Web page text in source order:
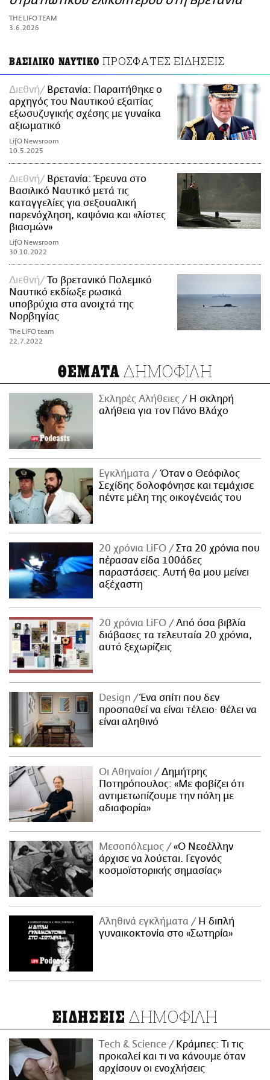
ΑΜΠΑ
PRINT
THE LIFO TEAM
3.6.2026
ΒΑΣΙΛΙΚΟ ΝΑΥΤΙΚΟ ΠΡΟΣΦΑΤΕΣ ΕΙΔΗΣΕΙΣ
Διεθνή
Βρετανία: Παραιτήθηκε ο
αρχηγός του Ναυτικού εξαιτίας
εξωσυζυγικής σχέσης με γυναίκα
αξιωματικό
LifO Newsroom
10.5.2025
Διεθνή
Βρετανία: Έρευνα στο
Βασιλικό Ναυτικό μετά τις
καταγγελίες για σεξουαλική
παρενόχληση, καψόνια και «λίστες
βιασμών»
LifO Newsroom
30.10.2022
Διεθνή
Το βρετανικό Πολεμικό
Ναυτικό εκδίωξε ρωσικά
υποβρύχια στα ανοιχτά της
Νορβηγίας
The LiFO team
22.7.2022
ΘΕΜΑΤΑ ΔΗΜΟΦΙΛΗ
Σκληρές Αλήθειες
H σκληρή
αλήθεια για τον Πάνο Βλάχο
Εγκλήματα
Όταν ο Θεόφιλος
Σεχίδης δολοφόνησε και τεμάχισε
πέντε μέλη της οικογένειάς του
20 χρόνια LiFO
Στα 20 χρόνια που
πέρασαν είδα 100άδες
παραστάσεις. Αυτή θα μου μείνει
αξέχαστη
20 χρόνια LiFO
Από όσα βιβλία
διάβασες τα τελευταία 20 χρόνια,
αυτό ξεχωρίζεις
Design
Ένα σπίτι που δεν
προσπαθεί να είναι τέλειο· θέλει να
είναι αληθινό
Οι Αθηναίοι
Δημήτρης
Ποτηρόπουλος: «Με φοβίζει ότι
αντιμετωπίζουμε την πόλη με
αδιαφορία»
Μεσοπόλεμος
«Ο Νεοέλλην
άρχισε να λούεται. Γεγονός
κοσμοϊστορικής σημασίας»
Αληθινά εγκλήματα
Η διπλή
γυναικοκτονία στο «Σωτηρία»
ΕΙΔΗΣΕΙΣ ΔΗΜΟΦΙΛΗ
Τech & Science
Κράμπες: Τι τις
προκαλεί και τι να κάνουμε όταν
αρχίσουν οι ενοχλήσεις